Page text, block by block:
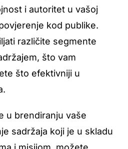
i autoritet u vašoj
kod publike.
različite segmente
što vam
što efektivniji u
u brendiranju vaše
sadržaja koji je u skladu